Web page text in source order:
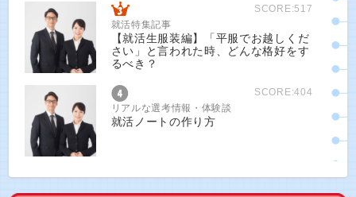
SCORE:517
就活特集記事
【就活生服装編】「平服でお越しくだ
さい」と言われた時、どんな格好をす
るべき？
SCORE:404
リアルな選考情報・体験談
就活ノートの作り方